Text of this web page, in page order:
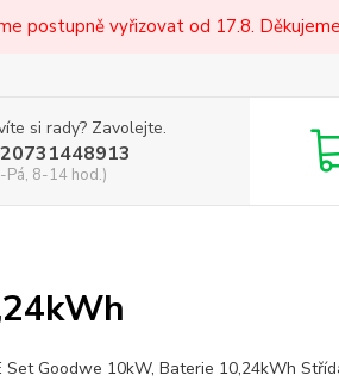
postupně vyřizovat od 17.8.
si rady? Zavolejte.
Pá, 8-14 hod.)
Set Goodwe 10kW, Baterie 10,24kWh